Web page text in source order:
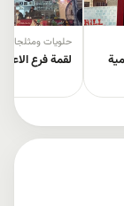
حلويات ومثلجات
لقمة فرع